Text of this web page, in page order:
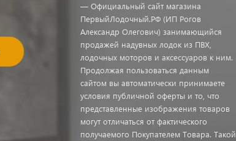
— Официальный сайт магазина
ПервыйЛодочный.РФ (ИП Рогов
Александр Олегович) занимающийся
продажей надувных лодок из ПВХ,
лодочных моторов и аксессуаров к ним.
Продолжая пользоваться данным
сайтом вы автоматически принимаете
условия публичной оферты и то, что
представленные изображения товаров
могут отличаться от фактического
получаемого Покупателем Товара. Такой